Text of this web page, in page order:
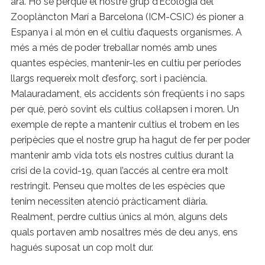
Zooplàncton Marí a Barcelona (ICM-CSIC) és pioner a
Espanya i al món en el cultiu d’aquests organismes. A
més a més de poder treballar només amb unes
quantes espècies, mantenir-les en cultiu per períodes
llargs requereix molt d’esforç, sort i paciència.
Malauradament, els accidents són freqüents i no saps
per què, però sovint els cultius col·lapsen i moren. Un
exemple de repte a mantenir cultius el trobem en les
peripècies que el nostre grup ha hagut de fer per poder
mantenir amb vida tots els nostres cultius durant la
crisi de la covid-19, quan l’accés al centre era molt
restringit. Penseu que moltes de les espècies que
tenim necessiten atenció pràcticament diària.
Realment, perdre cultius únics al món, alguns dels
quals portaven amb nosaltres més de deu anys, ens
hagués suposat un cop molt dur.